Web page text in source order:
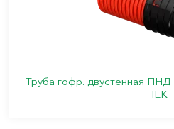
Труба гофр. двустенная
IEK